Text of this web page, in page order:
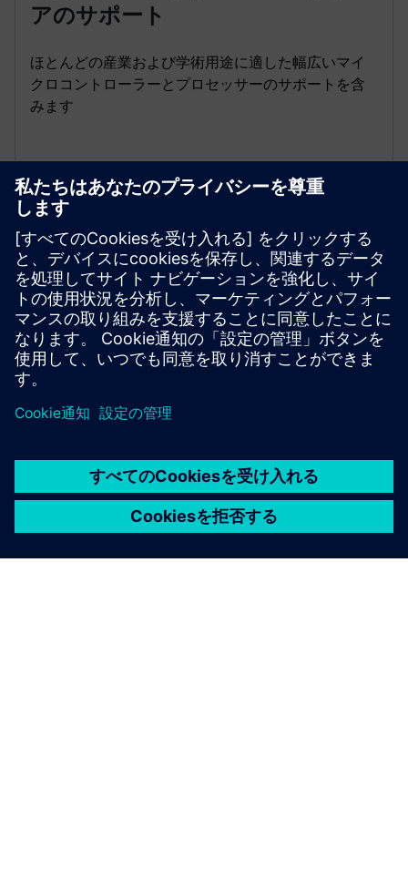
アのサポート
ほとんどの産業および学術用途に適した幅広いマイ
クロコントローラーとプロセッサーのサポートを含
みます
インタラクティブなHILテスト
ホストコンピューターのSimcenter Embedでプラント
モデルを実行し、制御アルゴリズムはターゲット
MCUでリアルタイムに実行され、ホットリンクを介
して通信します。